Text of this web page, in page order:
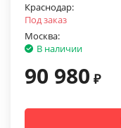
Краснодар:
Под заказ
Москва:
В наличии
90 980 ₽